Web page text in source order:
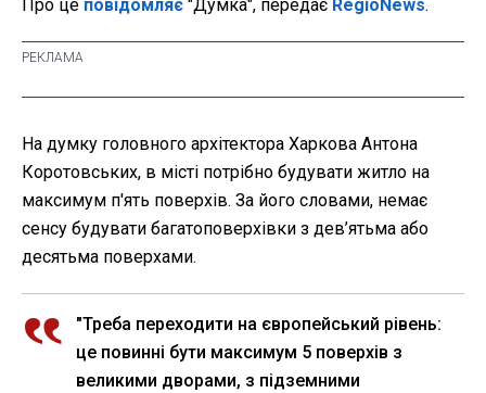
Про це повідомляє "Думка", передає RegioNews.
На думку головного архітектора Харкова Антона
Коротовських, в місті потрібно будувати житло на
максимум п'ять поверхів. За його словами, немає
сенсу будувати багатоповерхівки з дев’ятьма або
десятьма поверхами.
"Треба переходити на європейський рівень:
це повинні бути максимум 5 поверхів з
великими дворами, з підземними